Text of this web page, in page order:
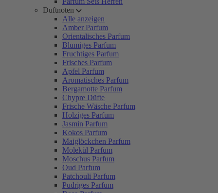
Duftnoten
Alle anzeigen
Amber Parfum
Orientalisches Parfum
Blumiges Parfum
Fruchtiges Parfum
Frisches Parfum
Apfel Parfum
Aromatisches Parfum
Bergamotte Parfum
Chypre Düfte
Frische Wäsche Parfum
Holziges Parfum
Jasmin Parfum
Kokos Parfum
Maiglöckchen Parfum
Molekül Parfum
Moschus Parfum
Oud Parfum
Patchouli Parfum
Pudriges Parfum